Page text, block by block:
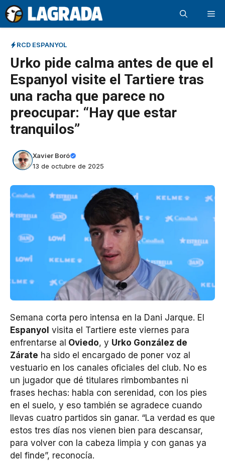
Saltar
al
contenido
RCD ESPANYOL
Urko pide calma antes de que el
Espanyol visite el Tartiere tras
una racha que parece no
preocupar: “Hay que estar
tranquilos”
Xavier Boró
13 de octubre de 2025
Semana corta pero intensa en la Dani Jarque. El
Espanyol visita el Tartiere este viernes para
enfrentarse al Oviedo, y Urko González de
Zárate ha sido el encargado de poner voz al
vestuario en los canales oficiales del club. No es
un jugador que dé titulares rimbombantes ni
frases hechas: habla con serenidad, con los pies
en el suelo, y eso también se agradece cuando
llevas cuatro partidos sin ganar. “La verdad es que
estos tres días nos vienen bien para descansar,
para volver con la cabeza limpia y con ganas ya
del finde”, reconocía.